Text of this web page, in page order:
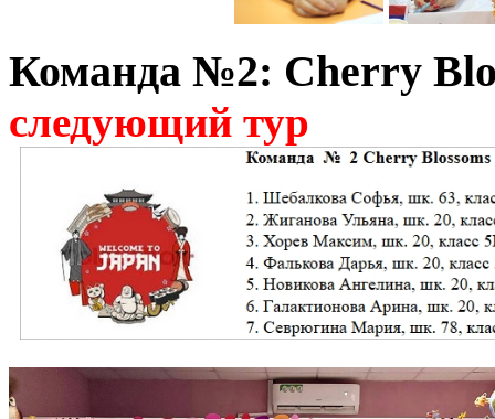
Команда №2: Cherry
следующий тур